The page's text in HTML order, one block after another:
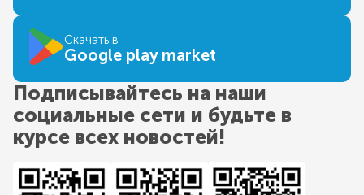
Скачать в
Google play market
Подписывайтесь на наши
социальные сети и будьте в
курсе всех новостей!